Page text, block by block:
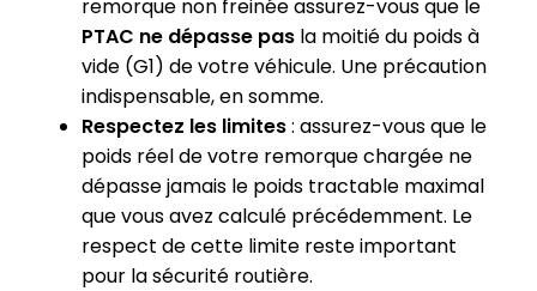
remorque non freinée assurez-vous que le
PTAC ne dépasse pasla moitié du poids à
vide (G1) de votre véhicule. Une précaution
indispensable, en somme.
Respectez les limites: assurez-vous que le
poids réel de votre remorque chargée ne
dépasse jamais le poids tractable maximal
que vous avez calculé précédemment. Le
respect de cette limite reste important
pour la sécurité routière.